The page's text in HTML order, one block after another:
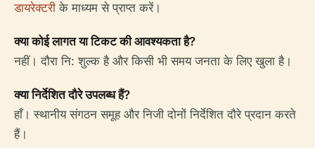
डायरेक्टरी के माध्यम से प्राप्त करें।
क्या कोई लागत या टिकट की आवश्यकता है?
नहीं। दौरा नि: शुल्क है और किसी भी समय जनता के लिए खुला है।
क्या निर्देशित दौरे उपलब्ध हैं?
हाँ। स्थानीय संगठन समूह और निजी दोनों निर्देशित दौरे प्रदान करते
हैं।